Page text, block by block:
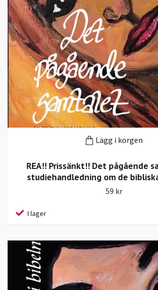
Lägg i korgen
REA!! Prissänkt!! Det pågående
studiehandledning om de
59 kr
I lager